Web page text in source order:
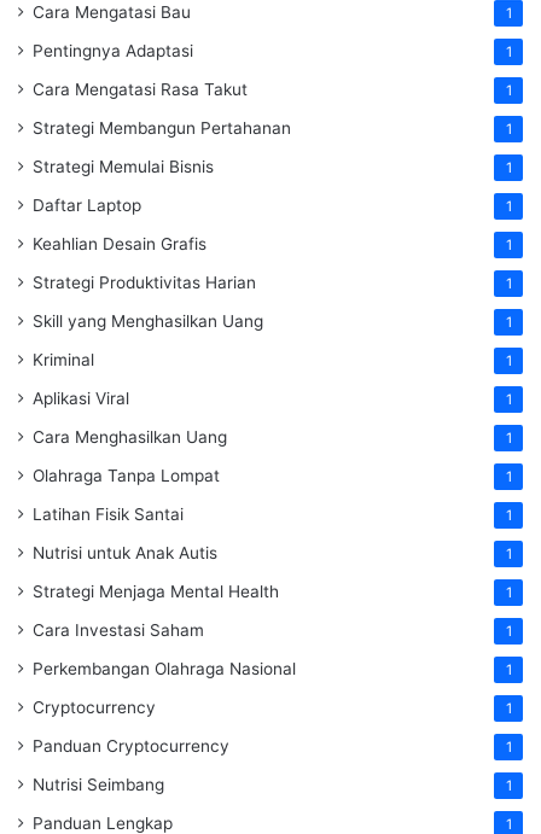
Cara Mengatasi Bau 1
Pentingnya Adaptasi 1
Cara Mengatasi Rasa Takut 1
Strategi Membangun Pertahanan 1
Strategi Memulai Bisnis 1
Daftar Laptop 1
Keahlian Desain Grafis 1
Strategi Produktivitas Harian 1
Skill yang Menghasilkan Uang 1
Kriminal 1
Aplikasi Viral 1
Cara Menghasilkan Uang 1
Olahraga Tanpa Lompat 1
Latihan Fisik Santai 1
Nutrisi untuk Anak Autis 1
Strategi Menjaga Mental Health 1
Cara Investasi Saham 1
Perkembangan Olahraga Nasional 1
Cryptocurrency 1
Panduan Cryptocurrency 1
Nutrisi Seimbang 1
Panduan Lengkap 1